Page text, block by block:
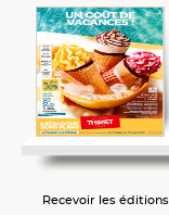
Recevoir les